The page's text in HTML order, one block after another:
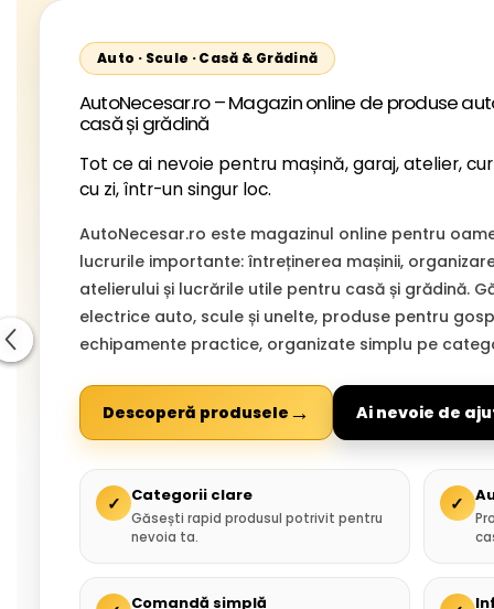
Auto · Scule · Casă & Grădină
AutoNecesar.ro – Magazin online de produse
casă și grădină
Tot ce ai nevoie pentru mașină, garaj, atelier,
cu zi, într-un singur loc.
AutoNecesar.ro este magazinul online pentru
lucrurile importante: întreținerea mașinii,
atelierului și lucrările utile pentru casă și grădină.
electrice auto, scule și unelte, produse pentru
echipamente practice, organizate simplu pe
Descoperă produsele → Ai nevoie de
✓ Categorii clare
Găsești rapid produsul potrivit pentru
nevoia ta.
✓
Comandă simplă